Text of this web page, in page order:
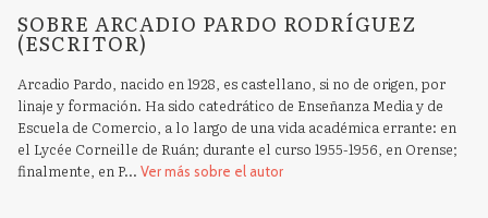
SOBRE ARCADIO PARDO RODRÍGUEZ
(ESCRITOR)
Arcadio Pardo, nacido en 1928, es castellano, si no de origen, por
linaje y formación. Ha sido catedrático de Enseñanza Media y de
Escuela de Comercio, a lo largo de una vida académica errante: en
el Lycée Corneille de Ruán; durante el curso 1955-1956, en Orense;
finalmente, en P... Ver más sobre el autor